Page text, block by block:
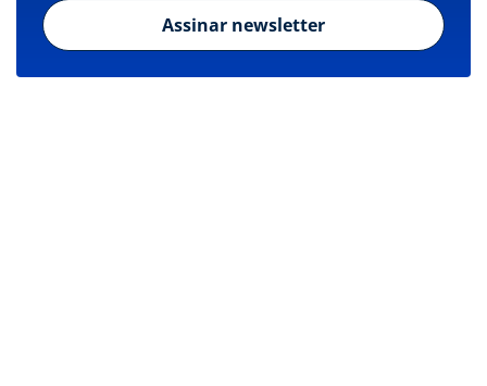
Assinar newsletter